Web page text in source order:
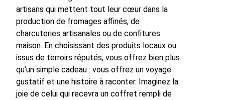
artisans qui mettent tout leur cœur dans la
production de fromages affinés, de
charcuteries artisanales ou de confitures
maison. En choisissant des produits locaux ou
issus de terroirs réputés, vous offrez bien plus
qu’un simple cadeau : vous offrez un voyage
gustatif et une histoire à raconter. Imaginez la
joie de celui qui recevra un coffret rempli de